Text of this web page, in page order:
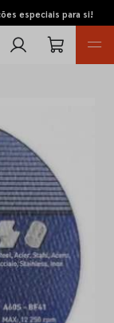
especiais para si!